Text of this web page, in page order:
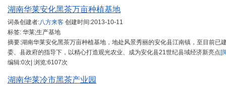
湖南华莱安化黑茶万亩种植基地
词条创建者:八方来客 创建时间:2013-10-11
标签: 华莱;生产基地
摘要:湖南华莱安化黑茶万亩种植基地，地处风景秀丽的安化县江南镇，至目前
委、县政府的指导下，以精心打造观光农业、成为安化县21世纪县域经济新亮点 [
编辑:0次| 浏览:6107次
湖南华莱冷市黑茶产业园